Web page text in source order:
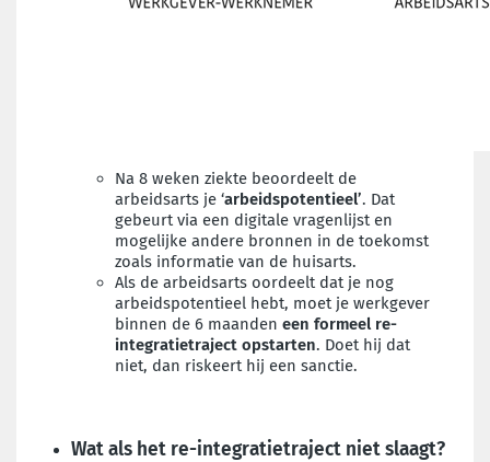
Na 8 weken ziekte beoordeelt de
arbeidsarts je ‘arbeidspotentieel’. Dat
gebeurt via een digitale vragenlijst en
mogelijke andere bronnen in de toekomst
zoals informatie van de huisarts.
Als de arbeidsarts oordeelt dat je nog
arbeidspotentieel hebt, moet je werkgever
binnen de 6 maanden een formeel re-
integratietraject opstarten. Doet hij dat
niet, dan riskeert hij een sanctie.
Wat als het re-integratietraject niet slaagt?